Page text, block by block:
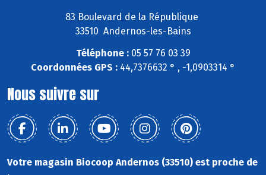
83 Boulevard de la République
33510 Andernos-les-Bains
Téléphone :05 57 76 03 39
Coordonnées GPS : 44,7376632 ° , -1,0903314 °
Nous suivre sur
Votre magasin Biocoop Andernos (33510) est proche de